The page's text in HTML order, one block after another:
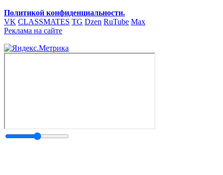
Политикой конфиденциальности.
VK CLASSMATES TG Dzen RuTube Max
Реклама на сайте